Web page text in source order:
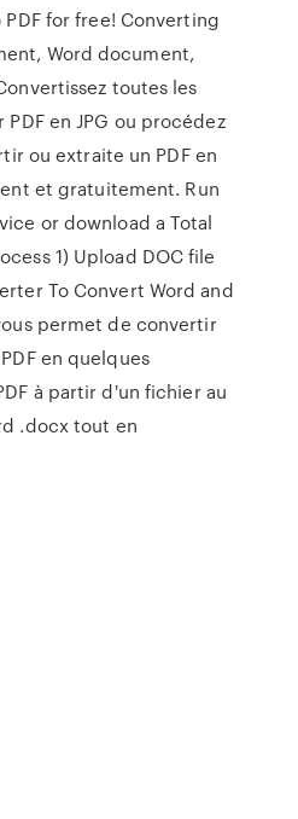
PDF for free! Converting
Word document,
toutes les
en JPG ou procédez
ou extraite un PDF en
et gratuitement. Run
or download a Total
1) Upload DOC file
To Convert Word and
permet de convertir
en quelques
à partir d'un fichier au
.docx tout en